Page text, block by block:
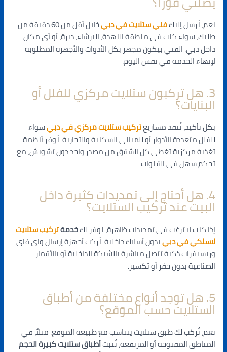
نعم، نُرسل إليكفني ستلايت في دبي
خلال أقل من 60 دقيقة من
طلبك، سواء كنت في منطقة النهدة، البرشاء، ديرة، أو أي مكان
داخل دبي. الفني بيكون مجهز بكل الأدوات والأجهزة المطلوبة
لإنهاء الخدمة في نفس اليوم.
3. هل تركبون ستلايت مركزي للفلل أو
البنايات؟
بكل تأكيد، نُنفذ مشاريعتركيب ستلايت مركزي في دبيسواء
للفلل متعددة الأدوار أو للمباني السكنية والتجارية. نُوفر أنظمة
تغذية مركزية تغطي كل الشقق من مصدر واحد دون تشويش، مع
تحكم سهل في القنوات.
4. هل أحتاج إلى تمديدات كثيرة داخل
البيت عند تركيب الستلايت؟
إذا كنت لا ترغب في تمديدات ظاهرة، نوفر لكخدمةتركيب ستلايت
لاسلكي في دبيبدون أسلاك داخلية. نُركب أجهزة إرسال واي فاي
وريسيفرات ذكية تتصل مباشرة بالشبكة الداخلية أو بالأقمار
الصناعية بدون حفر أو تكسير.
5. هل توجد أنواع مختلفة من أطباق
الستلايت حسب الموقع؟
نعم، نُركب لك طبق ستلايت يتناسب مع طبيعة الموقع. مثلاً، في
المناطق المفتوحة أو المرتفعة، نُثبتأطباق ستلايت كبيرة الحجم